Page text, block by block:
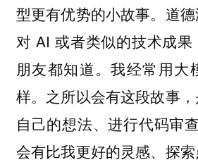
型更有优势的小故事。道
对 AI 或者类似的技术成
朋友都知道。我经常用大
样。之所以会有这段故事
自己的想法、进行代码审
会有比我更好的灵感、探